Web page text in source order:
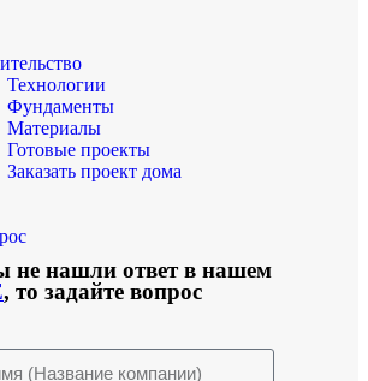
Технологии
Фундаменты
Материалы
Готовые проекты
Заказать проект дома
не нашли ответ в нашем
, то задайте вопрос